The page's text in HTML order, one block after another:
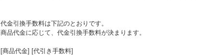
代金引換手数料は下記のとおりです。
商品代金に応じて、代金引換手数料が決まります。
[商品代金] [代引き手数料]